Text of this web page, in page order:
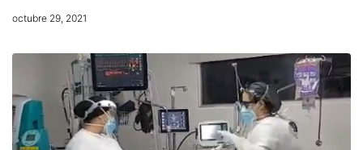
octubre 29, 2021